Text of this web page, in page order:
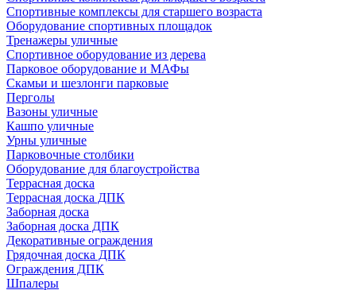
Спортивные комплексы для старшего возраста
Оборудование спортивных площадок
Тренажеры уличные
Спортивное оборудование из дерева
Парковое оборудование и МАФы
Скамьи и шезлонги парковые
Перголы
Вазоны уличные
Кашпо уличные
Урны уличные
Парковочные столбики
Оборудование для благоустройства
Террасная доска
Террасная доска ДПК
Заборная доска
Заборная доска ДПК
Декоративные ограждения
Грядочная доска ДПК
Ограждения ДПК
Шпалеры